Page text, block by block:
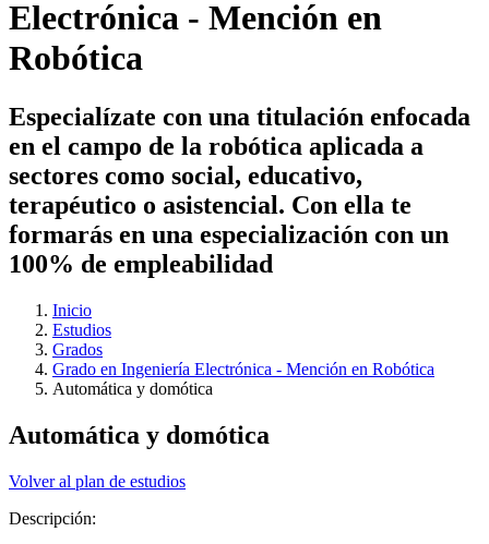
Electrónica - Mención en
Robótica
Especialízate con una titulación enfocada
en el campo de la robótica aplicada a
sectores como social, educativo,
terapéutico o asistencial. Con ella te
formarás en una especialización con un
100% de empleabilidad
Inicio
Estudios
Grados
Grado en Ingeniería Electrónica - Mención en Robótica
Automática y domótica
Automática y domótica
Volver al plan de estudios
Descripción: